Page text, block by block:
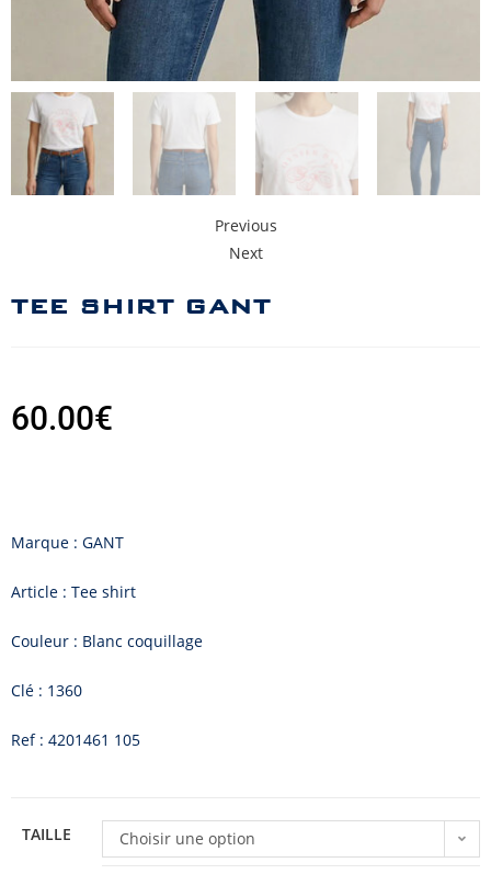
Previous
Next
TEE SHIRT GANT
60.00€
Marque : GANT
Article : Tee shirt
Couleur : Blanc coquillage
Clé : 1360
Ref : 4201461 105
TAILLE Choisir une option